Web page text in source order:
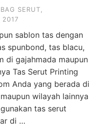
SERUT
2017
sablon tas dengan
spunbond, tas blacu,
di gajahmada maupun
Tas Serut Printing
Anda yang berada di
wilayah lainnya
tas serut
di …